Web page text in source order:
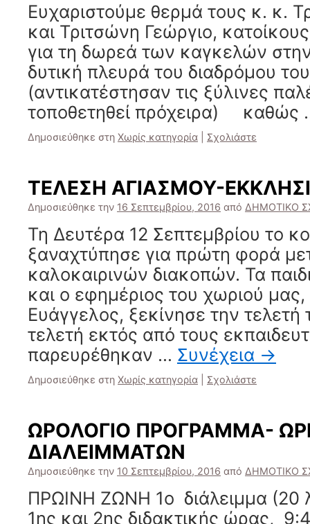
Ευχαριστούμε θερμά τους κ. κ.
και Τριτσώνη Γεώργιο,
για τη δωρεά των καγκελών
δυτική πλευρά του διαδρόμου
(αντικατέστησαν τις ξύλινες
τοποθετηθεί πρόχειρα)
Δημοσιεύθηκε στη Χωρίς κατηγορία Σχολιάστε
ΤΕΛΕΣΗ ΑΓΙΑΣΜΟΥ-
Δημοσιεύθηκε την 16 Σεπτεμβρίου, 2016 από ΔΗΜΟΤΙΚΟ
Τη Δευτέρα 12 Σεπτεμβρίου το
ξαναχτύπησε για πρώτη φορά
καλοκαιρινών διακοπών. Τα
και ο εφημέριος του χωριού
Ευάγγελος, ξεκίνησε την τελετή
τελετή εκτός από τους
παρευρέθηκαν … Συνέχεια →
Δημοσιεύθηκε στη Χωρίς κατηγορία Σχολιάστε
ΩΡΟΛΟΓΙΟ ΠΡΟΓΡΑΜΜΑ-
ΔΙΑΛΕΙΜΜΑΤΩΝ
Δημοσιεύθηκε την 10 Σεπτεμβρίου, 2016 από ΔΗΜΟΤΙΚΟ
ΠΡΩΙΝΗ ΖΩΝΗ 1ο διάλειμμα (20
1ης και 2ης διδακτικής ώρας,